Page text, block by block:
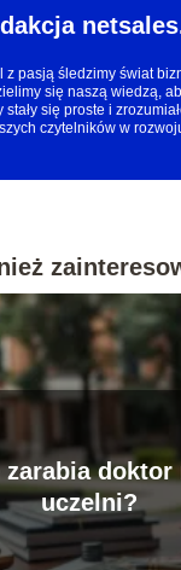
z pasją śledzimy świat
się naszą wiedzą,
się proste i
czytelników w
zarabia doktor
uczelni?